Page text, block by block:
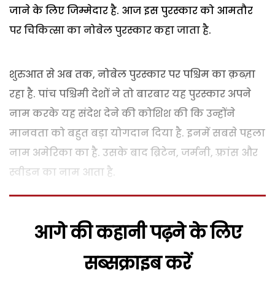
जाने के लिए जिम्मेदार है. आज इस पुरस्कार को आमतौर
पर चिकित्सा का नोबेल पुरस्कार कहा जाता है.
शुरुआत से अब तक, नोबेल पुरस्कार पर पश्चिम का क़ब्ज़ा
रहा है. पांच पश्चिमी देशों ने तो बारबार यह पुरस्कार अपने
नाम करके यह संदेश देने की कोशिश की कि उन्होंने
मानवता को बहुत बड़ा योगदान दिया है. इनमें सबसे पहला
नाम अमेरिका का है. उसके बाद ब्रिटेन, जर्मनी, फ़्रांस और
स्वीडन का नाम आता है.
आगे की कहानी पढ़ने के लिए
सब्सक्राइब करें